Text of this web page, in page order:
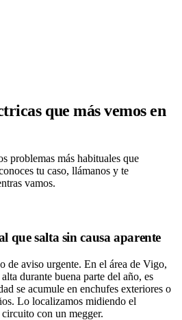
quemás vemos en
problemas más habituales que
tu caso, llámanos y te
vamos.
que salta sin causa aparente
de aviso urgente. En el área de Vigo,
durante buena parte del año, es
se acumule en enchufes exteriores o
Lo localizamos midiendo el
con un megger.